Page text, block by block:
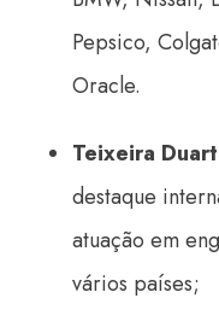
Pepsico,
Oracle.
Teixeira
destaque
atuação em
vários países;